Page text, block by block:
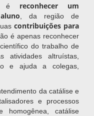
é reconhecer um
, da região de
contribuições para
é apenas reconhecer
do trabalho de
atividades altruístas,
e ajuda a colegas,
da catálise e
e processos
homogênea, catálise